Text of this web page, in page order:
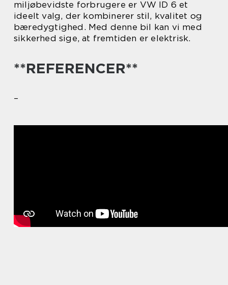
miljøbevidste forbrugere er VW ID 6 et
ideelt valg, der kombinerer stil, kvalitet og
bæredygtighed. Med denne bil kan vi med
sikkerhed sige, at fremtiden er elektrisk.
**REFERENCER**
–